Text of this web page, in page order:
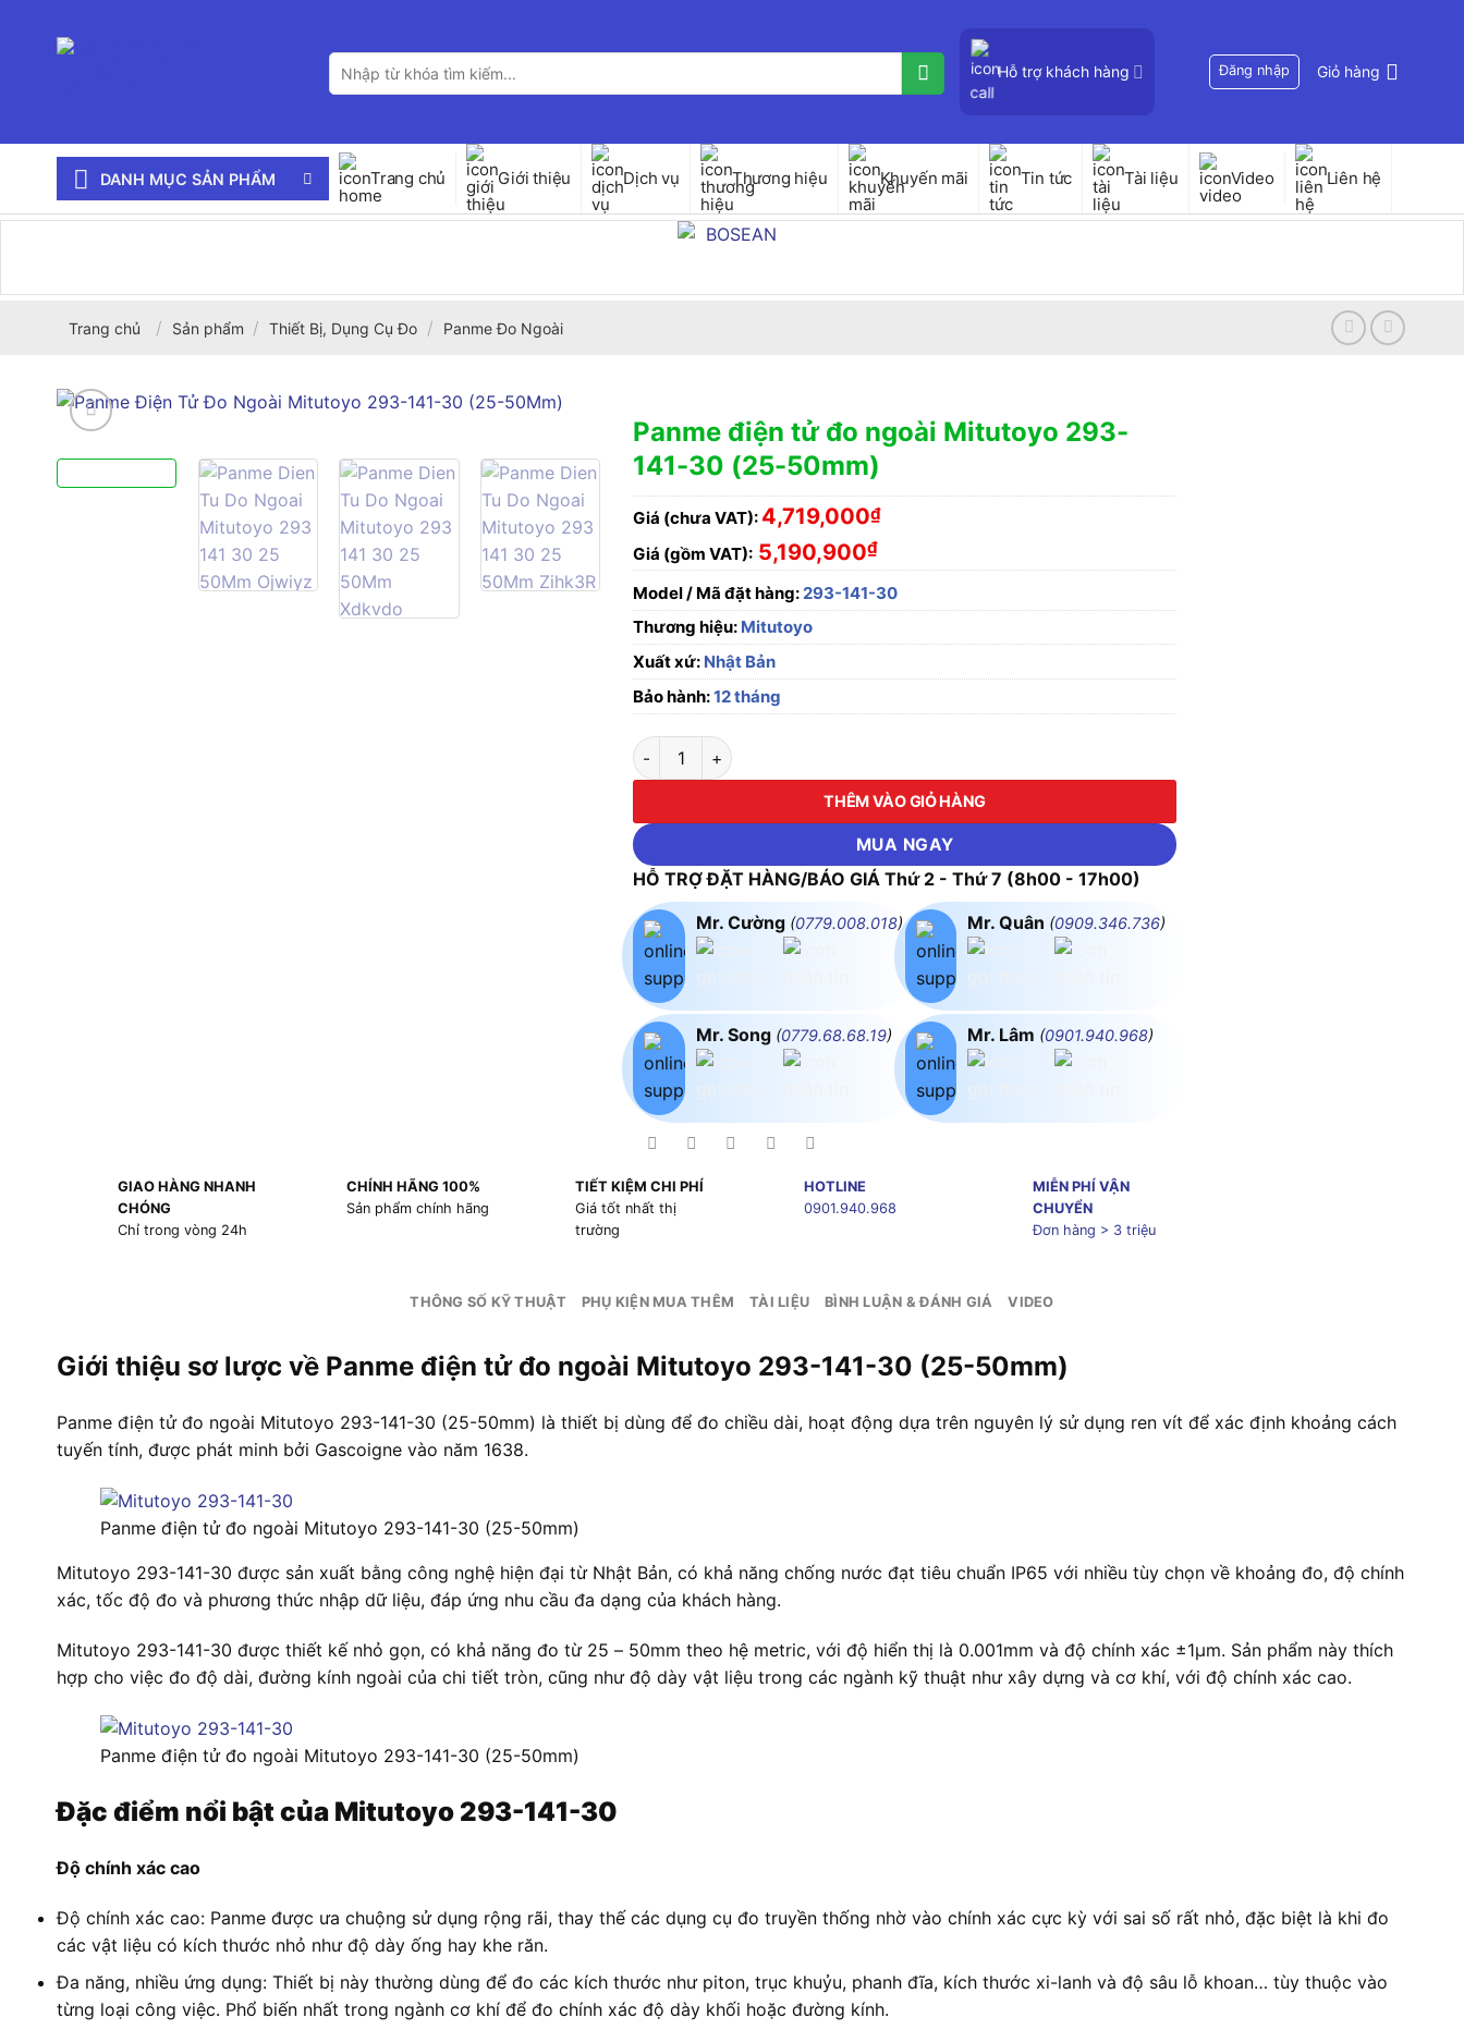
Tìm
kiếm:
Hỗ trợ khách hàng Đăng nhập Giỏ hàng
DANH MỤC SẢN PHẨM Trang chủ Giới thiệu Dịch vụ Thương hiệu Khuyến mãi Tin tức Tài liệu Video Liên hệ
Trang chủ / Sản phẩm / Thiết Bị, Dụng Cụ Đo / Panme Đo Ngoài
Panme điện tử đo ngoài Mitutoyo 293-
141-30 (25-50mm)
Giá (chưa VAT): 4,719,000₫
Giá (gồm VAT): 5,190,900₫
Model / Mã đặt hàng:293-141-30
Thương hiệu: Mitutoyo
Xuất xứ: Nhật Bản
Bảo hành:12 tháng
Panme điện tử đo ngoài Mitutoyo 293-141-30 (25-50mm) số lượng
THÊM VÀO GIỎ HÀNG
MUA NGAY
HỖ TRỢ ĐẶT HÀNG/BÁO GIÁ Thứ 2 - Thứ 7 (8h00 - 17h00)
Mr. Cường (0779.008.018)
Mr. Song (0779.68.68.19)
Mr. Quân (0909.346.736)
Mr. Lâm (0901.940.968)
GIAO HÀNG NHANH
CHÓNG
Chỉ trong vòng 24h
CHÍNH HÃNG 100%
Sản phẩm chính hãng
TIẾT KIỆM CHI PHÍ
Giá tốt nhất thị
trường
HOTLINE
0901.940.968
MIỄN PHÍ VẬN
CHUYỂN
Đơn hàng > 3 triệu
THÔNG SỐ KỸ THUẬT PHỤ KIỆN MUA THÊM TÀI LIỆU BÌNH LUẬN & ĐÁNH GIÁ VIDEO
Giới thiệu sơ lược về Panme điện tử đo ngoài Mitutoyo 293-141-30 (25-50mm)
Panme điện tử đo ngoài Mitutoyo 293-141-30 (25-50mm) là thiết bị dùng để đo chiều dài, hoạt động dựa trên nguyên lý sử dụng ren vít để xác định khoảng cách
tuyến tính, được phát minh bởi Gascoigne vào năm 1638.
Panme điện tử đo ngoài Mitutoyo 293-141-30 (25-50mm)
Mitutoyo 293-141-30 được sản xuất bằng công nghệ hiện đại từ Nhật Bản, có khả năng chống nước đạt tiêu chuẩn IP65 với nhiều tùy chọn về khoảng đo, độ chính
xác, tốc độ đo và phương thức nhập dữ liệu, đáp ứng nhu cầu đa dạng của khách hàng.
Mitutoyo 293-141-30 được thiết kế nhỏ gọn, có khả năng đo từ 25 – 50mm theo hệ metric, với độ hiển thị là 0.001mm và độ chính xác ±1μm. Sản phẩm này thích
hợp cho việc đo độ dài, đường kính ngoài của chi tiết tròn, cũng như độ dày vật liệu trong các ngành kỹ thuật như xây dựng và cơ khí, với độ chính xác cao.
Panme điện tử đo ngoài Mitutoyo 293-141-30 (25-50mm)
Đặc điểm nổi bật của Mitutoyo 293-141-30
Độ chính xác cao
Độ chính xác cao: Panme được ưa chuộng sử dụng rộng rãi, thay thế các dụng cụ đo truyền thống nhờ vào chính xác cực kỳ với sai số rất nhỏ, đặc biệt là khi đo
các vật liệu có kích thước nhỏ như độ dày ống hay khe răn.
Đa năng, nhiều ứng dụng: Thiết bị này thường dùng để đo các kích thước như piton, trục khuỷu, phanh đĩa, kích thước xi-lanh và độ sâu lỗ khoan… tùy thuộc vào
từng loại công việc. Phổ biến nhất trong ngành cơ khí để đo chính xác độ dày khối hoặc đường kính.